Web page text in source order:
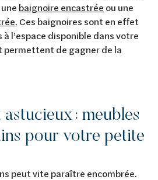
baignoire encastrée ou une
. Ces baignoires sont en effet
l’espace disponible dans votre
permettent de gagner de la
: meubles
pour votre petite
peut vite paraître encombrée.